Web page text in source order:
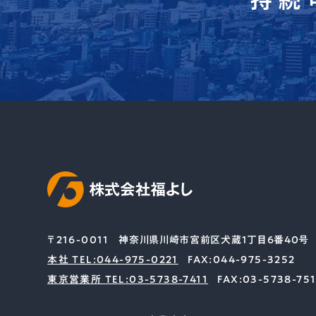
〒216-0011
神奈川県川崎市宮前区犬蔵1丁目6番40号
本社 TEL:044-975-0221
FAX:044-975-3252
東京営業所 TEL:03-5738-7411
FAX:03-5738-